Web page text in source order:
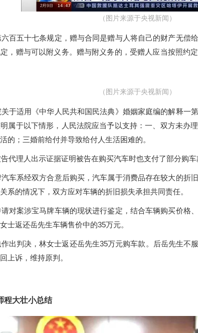
（图片来源于央视新闻）
六百五十七条规定，赠与合同是赠与人将自己的财产无偿
，赠与可以附义务。赠与附义务的，受赠人应当按照约
关于适用《中华人民共和国民法典》婚姻家庭编的解释一